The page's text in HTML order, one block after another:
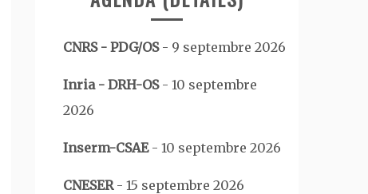
CNRS - PDG/OS- 9 septembre 2026
Inria - DRH-OS- 10 septembre
2026
Inserm-CSAE- 10 septembre 2026
CNESER- 15 septembre 2026